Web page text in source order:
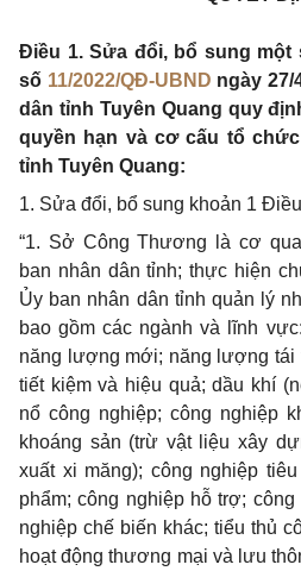
Điều 1. Sửa đổi, bổ sung một
số 11/2022/QĐ-UBND ngày 27/
dân tỉnh Tuyên Quang quy
quyền hạn và cơ cấu tổ
tỉnh Tuyên Quang:
1. Sửa đổi, bổ sung khoản 1
“1. Sở Công Thương là cơ
ban nhân dân tỉnh; thực hiện
Ủy ban nhân dân tỉnh quản lý
bao gồm các ngành và lĩnh
năng lượng mới; năng lượng
tiết kiệm và hiệu quả; dầu khí
nổ công nghiệp; công nghiệp
khoáng sản (trừ vật liệu xây
xuất xi măng); công nghiệp
phẩm; công nghiệp hỗ trợ;
nghiệp chế biến khác; tiểu thủ
hoạt động thương mại và lưu